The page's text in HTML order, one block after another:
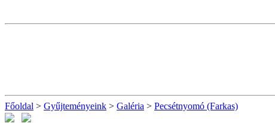
Főoldal > Gyűjteményeink > Galéria > Pecsétnyomó (Farkas)